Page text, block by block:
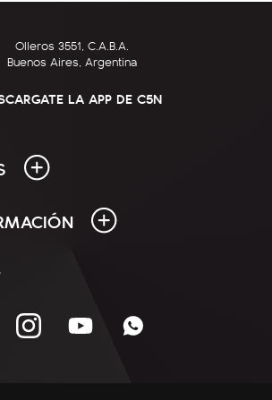
Olleros 3551, C.A.B.A.
Buenos Aires, Argentina
LA APP DE C5N